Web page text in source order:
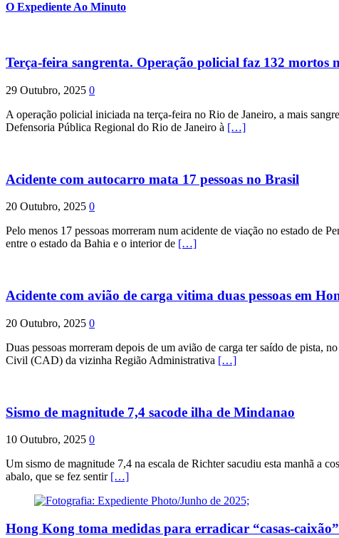
O Expediente Ao Minuto
Terça-feira sangrenta. Operação policial faz 132 mortos
29 Outubro, 2025 0
A operação policial iniciada na terça-feira no Rio de Janeiro, a mais
Defensoria Pública Regional do Rio de Janeiro à […]
Acidente com autocarro mata 17 pessoas no Brasil
20 Outubro, 2025 0
Pelo menos 17 pessoas morreram num acidente de viação no estado de
entre o estado da Bahia e o interior de […]
Acidente com avião de carga vitima duas pessoas em
20 Outubro, 2025 0
Duas pessoas morreram depois de um avião de carga ter saído de pista,
Civil (CAD) da vizinha Região Administrativa […]
Sismo de magnitude 7,4 sacode ilha de Mindanao
10 Outubro, 2025 0
Um sismo de magnitude 7,4 na escala de Richter sacudiu esta manhã a
abalo, que se fez sentir […]
Hong Kong toma medidas para erradicar “casas-caixão”